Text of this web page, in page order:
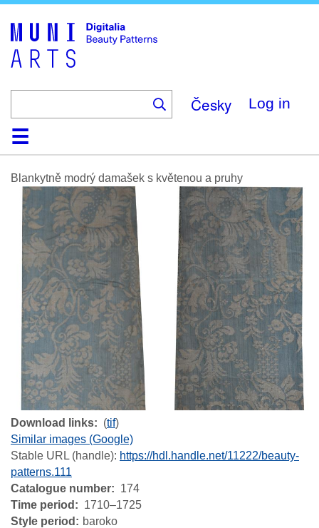
Česky Log in
HomeBrowse
Search
About
HelpContactDigitalia
Blankytně modrý damašek s květenou a pruhy
Download links (tif)
Similar images (Google)
Stable URL (handle): https://hdl.handle.net/11222/beauty-
patterns.111
Catalogue number
174
Time period
1710–1725
Style period
baroko